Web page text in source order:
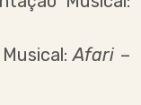
Musical:Afari –